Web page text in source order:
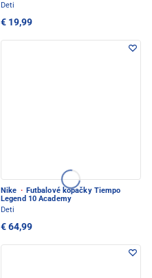
Deti
€ 19,99
Nike · Futbalové kopačky Tiempo
Legend 10 Academy
Deti
€ 64,99